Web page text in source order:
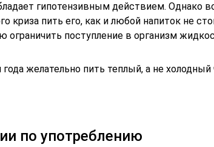
гипотензивным действием. Однако
криза пить его, как и любой напиток не
ограничить поступление в организм
желательно пить теплый, а не
по употреблению